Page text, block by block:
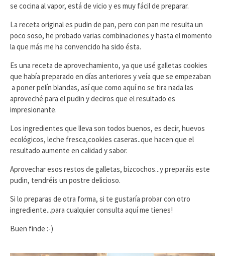
se cocina al vapor, está de vicio y es muy fácil de preparar.
La receta original es pudin de pan, pero con pan me resulta un
poco soso, he probado varias combinaciones y hasta el momento
la que más me ha convencido ha sido ésta.
Es una receta de aprovechamiento, ya que usé galletas cookies
que había preparado en días anteriores y veía que se empezaban
a poner pelín blandas, así que como aquí no se tira nada las
aproveché para el pudin y deciros que el resultado es
impresionante.
Los ingredientes que lleva son todos buenos, es decir, huevos
ecológicos, leche fresca,cookies caseras..que hacen que el
resultado aumente en calidad y sabor.
Aprovechar esos restos de galletas, bizcochos...y preparáis este
pudin, tendréis un postre delicioso.
Si lo preparas de otra forma, si te gustaría probar con otro
ingrediente...para cualquier consulta aquí me tienes!
Buen finde :-)